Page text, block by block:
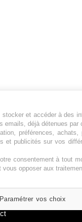
nous ?
et accéder à des
déjà détenues
préférences,
et publicités sur vos
consentement à tout
opposer aux
Paramétrer vos choix